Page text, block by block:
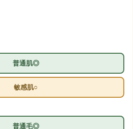
普通肌◎
敏感肌○
普通毛◎